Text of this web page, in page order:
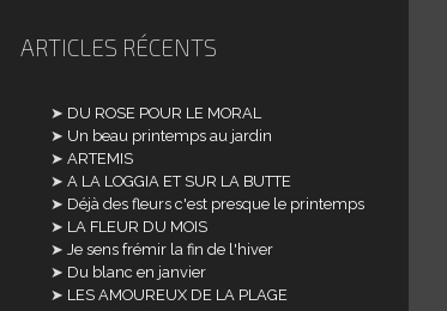
ARTICLES RÉCENTS
DU ROSE POUR LE MORAL
Un beau printemps au jardin
ARTEMIS
A LA LOGGIA ET SUR LA BUTTE
Déjà des fleurs c'est presque le printemps
LA FLEUR DU MOIS
Je sens frémir la fin de l'hiver
Du blanc en janvier
LES AMOUREUX DE LA PLAGE